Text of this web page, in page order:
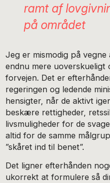
ramt af
på området
Jeg er mismodig på
endnu mere
forvejen. Det er
regeringen og ledende
hensigter, når de aktivt
beskære rettigheder,
livsmuligheder for de
altid for de samme
”skåret ind til benet”.
Det ligner efterhånden
ukorrekt at formulere så